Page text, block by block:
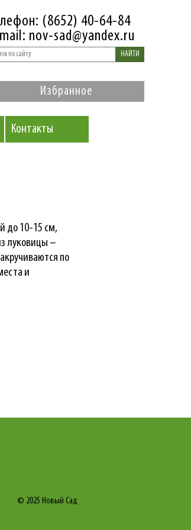
(8652) 40-64-84
nov-sad@yandex.ru
НАЙТИ
Избранное
Контакты
до 10-15 см,
луковицы –
по
и
© 2025 Новый Сад